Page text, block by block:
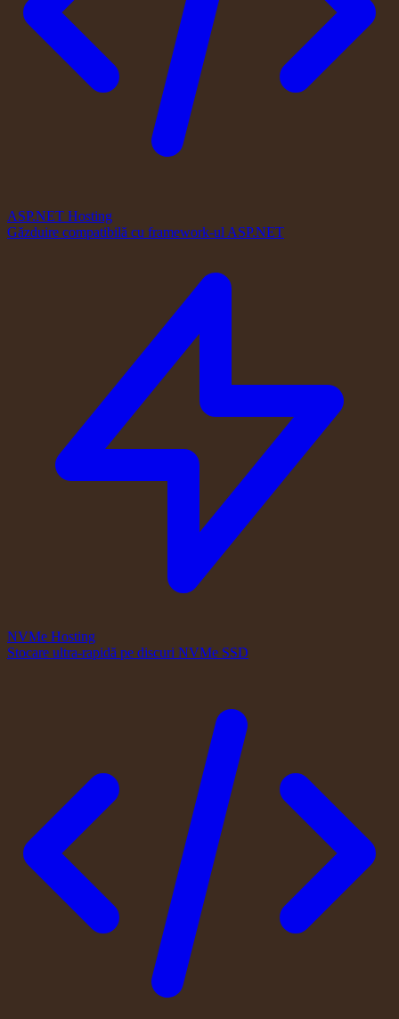
ASP.NET Hosting
Găzduire compatibilă cu framework-ul ASP.NET
NVMe Hosting
Stocare ultra-rapidă pe discuri NVMe SSD